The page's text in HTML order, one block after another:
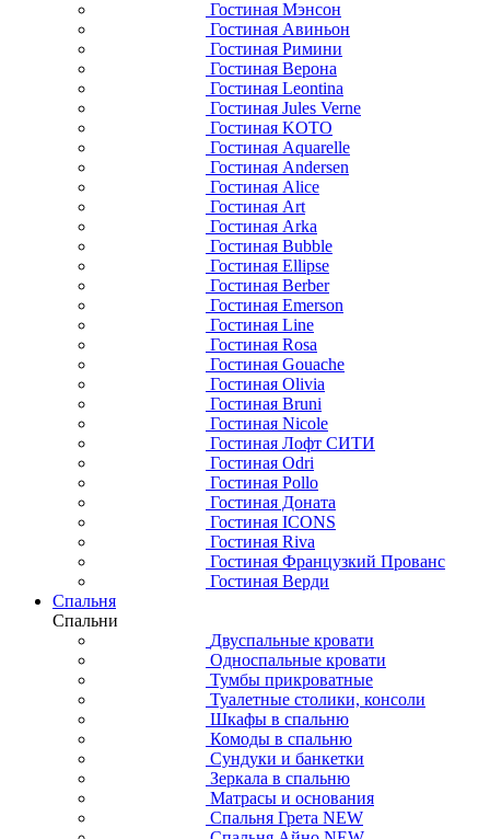
Гостиная Мэнсон
Гостиная Авиньон
Гостиная Римини
Гостиная Верона
Гостиная Leontina
Гостиная Jules Verne
Гостиная KOTO
Гостиная Aquarelle
Гостиная Andersen
Гостиная Alice
Гостиная Art
Гостиная Arka
Гостиная Bubble
Гостиная Ellipse
Гостиная Berber
Гостиная Emerson
Гостиная Line
Гостиная Rosa
Гостиная Gouache
Гостиная Olivia
Гостиная Bruni
Гостиная Nicole
Гостиная Лофт СИТИ
Гостиная Odri
Гостиная Pollo
Гостиная Доната
Гостиная ICONS
Гостиная Riva
Гостиная Французкий Прованс
Гостиная Верди
Спальня
Спальни
Двуспальные кровати
Односпальные кровати
Тумбы прикроватные
Туалетные столики, консоли
Шкафы в спальню
Комоды в спальню
Сундуки и банкетки
Зеркала в спальню
Матрасы и основания
Спальня Грета NEW